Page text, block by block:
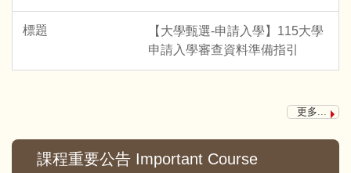
【大學甄選-申請入學】115大學
申請入學審查資料準備指引
更多...
課程重要公告 Important Course